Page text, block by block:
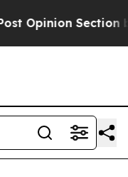
Section but